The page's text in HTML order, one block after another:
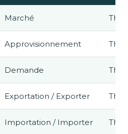
Marché The
Approvisionnement The
Demande The
Exportation / Exporter The
Importation / Importer